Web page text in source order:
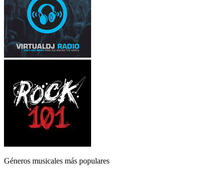
Géneros musicales más populares